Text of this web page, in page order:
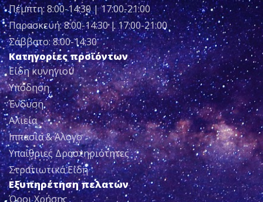
Πέμπτη: 8:00-14:30 | 17:00-21:00
Παρασκευή: 8:00-14:30 | 17:00-21:00
Σάββατο: 8:00-14:30
Κατηγορίες προϊόντων
Είδη κυνηγιού
Υπόδηση
Ένδυση
Αλιεία
Ιππασία & Άλογο
Υπαίθριες Δραστηριότητες
Στρατιωτικά Είδη
Εξυπηρέτηση πελατών
Όροι Χρήσης